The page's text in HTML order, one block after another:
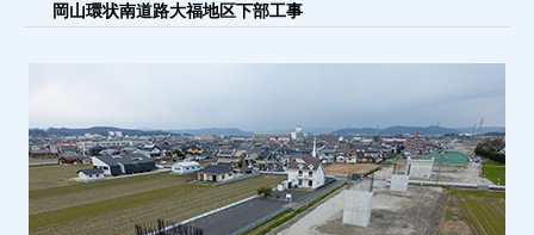
岡山環状南道路大福地区下部工事